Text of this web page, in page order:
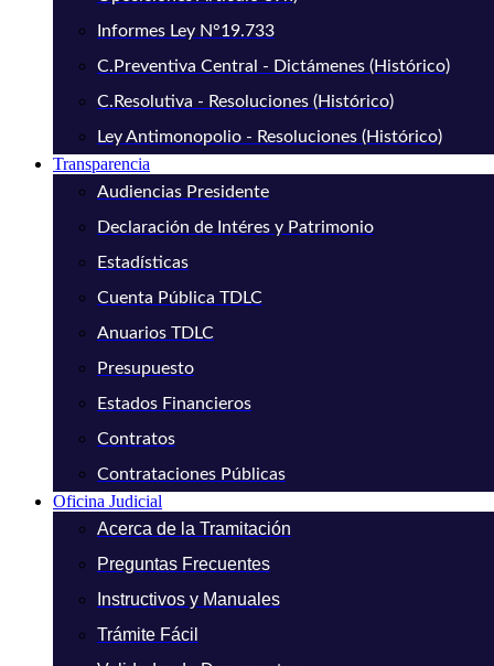
Informes Ley N°19.733
C.Preventiva Central - Dictámenes (Histórico)
C.Resolutiva - Resoluciones (Histórico)
Ley Antimonopolio - Resoluciones (Histórico)
Transparencia
Audiencias Presidente
Declaración de Intéres y Patrimonio
Estadísticas
Cuenta Pública TDLC
Anuarios TDLC
Presupuesto
Estados Financieros
Contratos
Contrataciones Públicas
Oficina Judicial
Acerca de la Tramitación
Preguntas Frecuentes
Instructivos y Manuales
Trámite Fácil